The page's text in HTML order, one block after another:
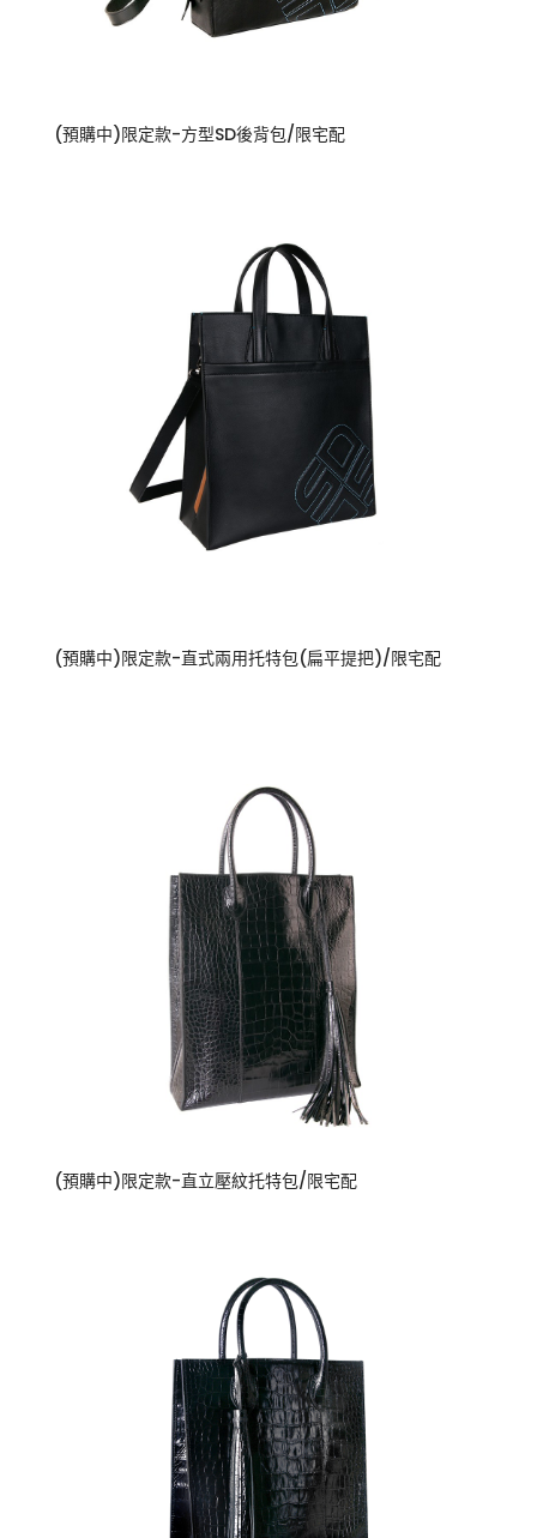
(預購中)限定款-方型SD後背包/限宅配
(預購中)限定款-直式兩用托特包(扁平提把)/限宅配
(預購中)限定款-直立壓紋托特包/限宅配